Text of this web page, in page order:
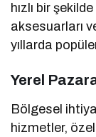
hızlı bir
aksesuarları
yıllarda
Yerel
Bölgesel
hizmetler,